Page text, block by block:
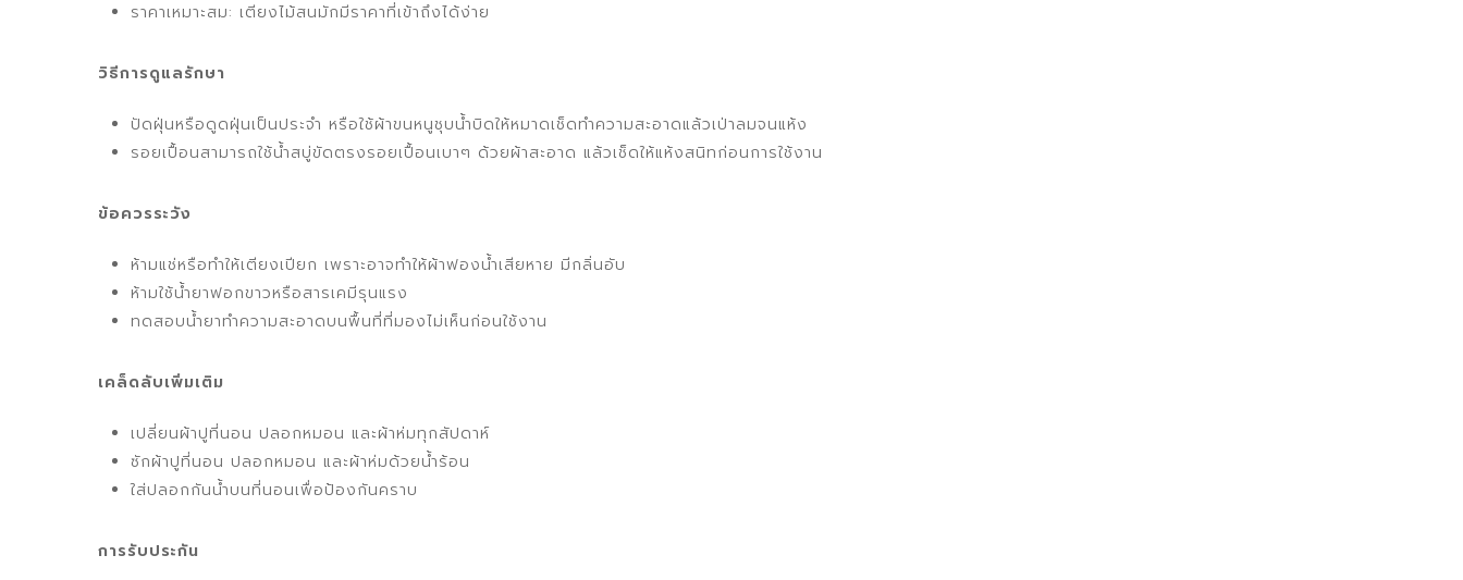
ราคาเหมาะสม: เตียงไม้สนมักมีราคาที่เข้าถึงได้ง่าย
วิธีการดูแลรักษา
ปัดฝุ่นหรือดูดฝุ่นเป็นประจำ หรือใช้ผ้าขนหนูชุบน้ำบิดให้หมาดเช็ดทำความสะอาดแล้วเป่าลมจนแห้ง
รอยเปื้อนสามารถใช้น้ำสบู่ขัดตรงรอยเปื้อนเบาๆ ด้วยผ้าสะอาด แล้วเช็ดให้แห้งสนิทก่อนการใช้งาน
ข้อควรระวัง
ห้ามแช่หรือทำให้เตียงเปียก เพราะอาจทำให้ผ้าฟองน้ำเสียหาย มีกลิ่นอับ
ห้ามใช้น้ำยาฟอกขาวหรือสารเคมีรุนแรง
ทดสอบน้ำยาทำความสะอาดบนพื้นที่ที่มองไม่เห็นก่อนใช้งาน
เคล็ดลับเพิ่มเติม
เปลี่ยนผ้าปูที่นอน ปลอกหมอน และผ้าห่มทุกสัปดาห์
ซักผ้าปูที่นอน ปลอกหมอน และผ้าห่มด้วยน้ำร้อน
ใส่ปลอกกันน้ำบนที่นอนเพื่อป้องกันคราบ
การรับประกัน